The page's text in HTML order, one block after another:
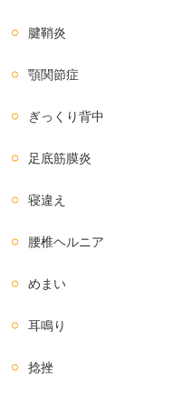
腱鞘炎
顎関節症
ぎっくり背中
足底筋膜炎
寝違え
腰椎ヘルニア
めまい
耳鳴り
捻挫